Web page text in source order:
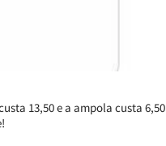
13,50 e a ampola custa 6,50